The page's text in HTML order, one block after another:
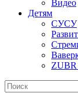
Видео
Детям
СУСУ